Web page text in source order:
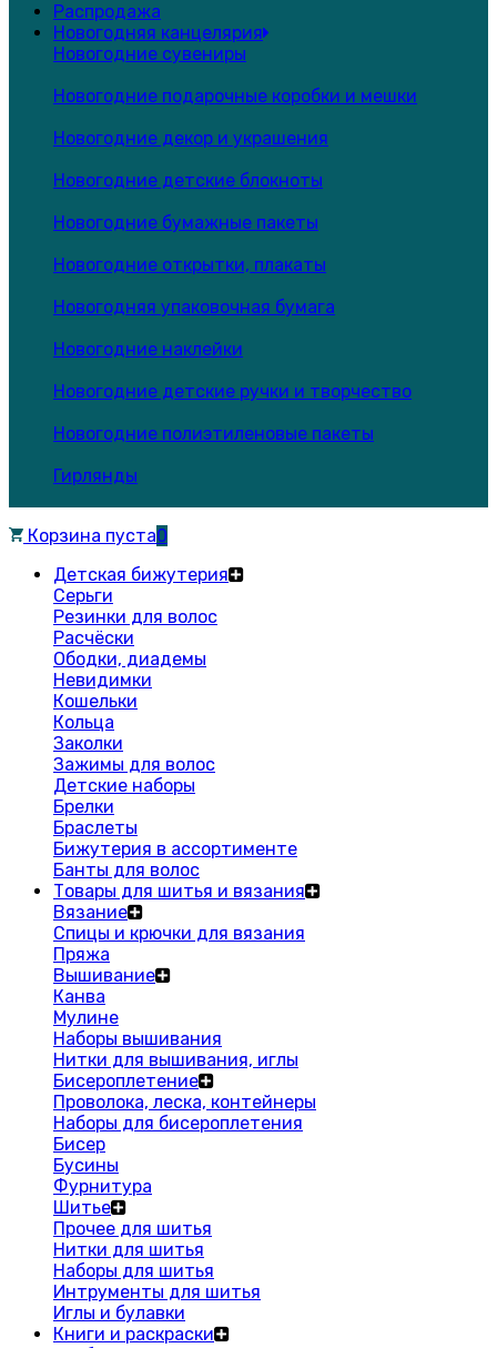
Распродажа
Новогодняя канцелярия
Новогодние сувениры
Новогодние подарочные коробки и мешки
Новогодние декор и украшения
Новогодние детские блокноты
Новогодние бумажные пакеты
Новогодние открытки, плакаты
Новогодняя упаковочная бумага
Новогодние наклейки
Новогодние детские ручки и творчество
Новогодние полиэтиленовые пакеты
Гирлянды
Корзина пуста0
Детская бижутерия
Серьги
Резинки для волос
Расчёски
Ободки, диадемы
Невидимки
Кошельки
Кольца
Заколки
Зажимы для волос
Детские наборы
Брелки
Браслеты
Бижутерия в ассортименте
Банты для волос
Товары для шитья и вязания
Вязание
Спицы и крючки для вязания
Пряжа
Вышивание
Канва
Мулине
Наборы вышивания
Нитки для вышивания, иглы
Бисероплетение
Проволока, леска, контейнеры
Наборы для бисероплетения
Бисер
Бусины
Фурнитура
Шитье
Прочее для шитья
Нитки для шитья
Наборы для шитья
Интрументы для шитья
Иглы и булавки
Книги и раскраски